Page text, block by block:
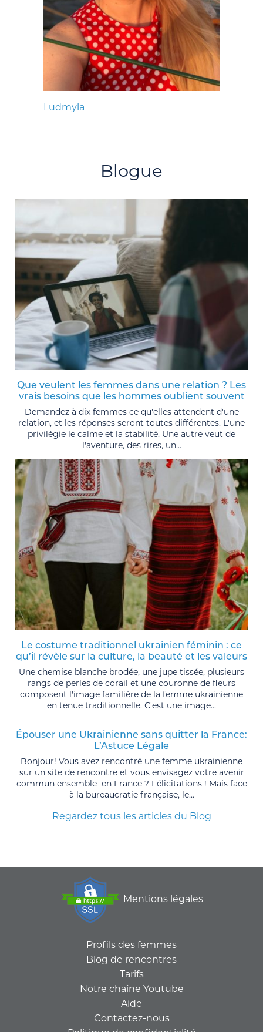
Ludmyla
Blogue
Que veulent les femmes dans une relation ? Les
vrais besoins que les hommes oublient souvent
Demandez à dix femmes ce qu'elles attendent d'une
relation, et les réponses seront toutes différentes. L'une
privilégie le calme et la stabilité. Une autre veut de
l'aventure, des rires, un...
Le costume traditionnel ukrainien féminin : ce
qu’il révèle sur la culture, la beauté et les valeurs
Une chemise blanche brodée, une jupe tissée, plusieurs
rangs de perles de corail et une couronne de fleurs
composent l'image familière de la femme ukrainienne
en tenue traditionnelle. C'est une image...
Épouser une Ukrainienne sans quitter la France:
L’Astuce Légale
Bonjour! Vous avez rencontré une femme ukrainienne
sur un site de rencontre et vous envisagez votre avenir
commun ensemble en France ? Félicitations ! Mais face
à la bureaucratie française, le...
Regardez tous les articles du Blog
Mentions légales
Profils des femmes
Blog de rencontres
Tarifs
Notre chaîne Youtube
Aide
Contactez-nous